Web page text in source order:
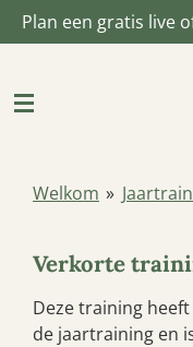
Ga
direct
de
Plan een gratis live
Welkom »
Verkorte
Deze training
de jaartraining en